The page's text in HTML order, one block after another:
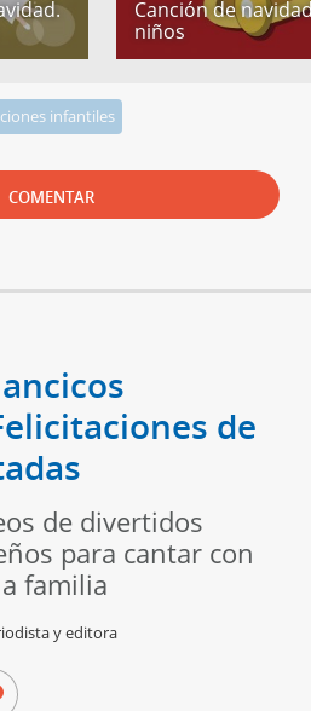
Canción de
niños
infantiles
COMENTAR
de
de divertidos
para cantar con
familia
y editora